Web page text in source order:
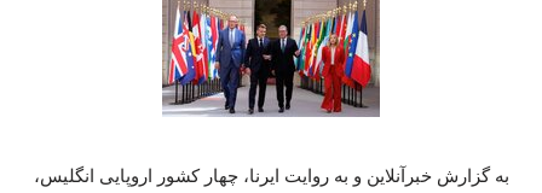
به گزارش خبرآنلاین و به روایت ایرنا، چهار کشور اروپایی انگلیس،